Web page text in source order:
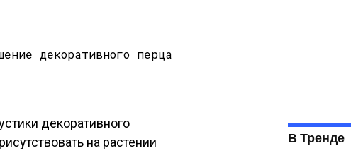
декоративного
на растении
В Тренде